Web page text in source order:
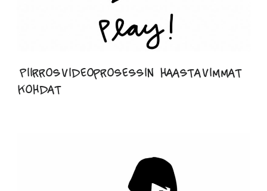
Piirrosvideoprosessin haastavimmat
kohdat